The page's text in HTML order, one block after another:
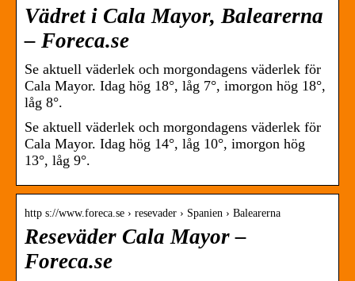
Vädret i Cala Mayor, Balearerna
– Foreca.se
Se aktuell väderlek och morgondagens väderlek för
Cala Mayor. Idag hög 18°, låg 7°, imorgon hög 18°,
låg 8°.
Se aktuell väderlek och morgondagens väderlek för
Cala Mayor. Idag hög 14°, låg 10°, imorgon hög
13°, låg 9°.
http s://www.foreca.se › resevader › Spanien › Balearerna
Reseväder Cala Mayor –
Foreca.se